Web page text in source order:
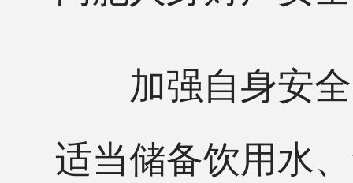
加强自身安全
适当储备饮用水